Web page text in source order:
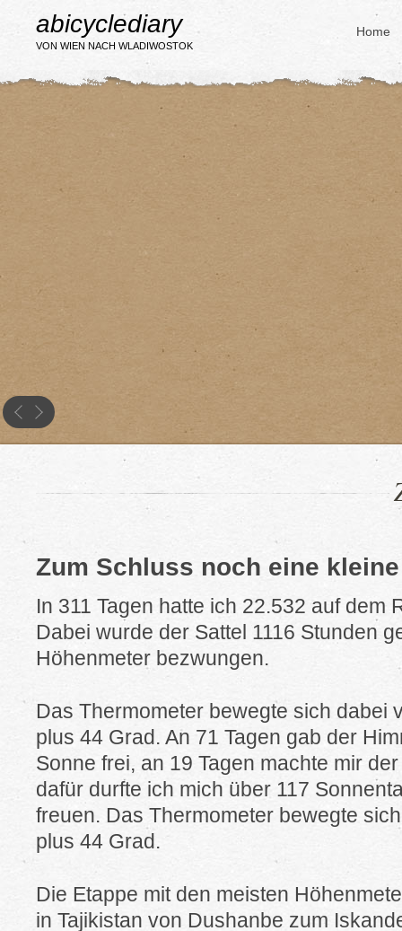
abicyclediary
VON WIEN NACH WLADIWOSTOK
Home
Zum Schluss noch eine
In 311 Tagen hatte ich 22.532 auf dem
Dabei wurde der Sattel 1116 Stunden
Höhenmeter bezwungen.
Das Thermometer bewegte sich dabei
plus 44 Grad. An 71 Tagen gab der
Sonne frei, an 19 Tagen machte mir
dafür durfte ich mich über 117
freuen. Das Thermometer bewegte
plus 44 Grad.
Die Etappe mit den meisten
in Tajikistan von Dushanbe zum